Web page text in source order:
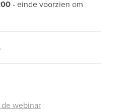
- einde voorzien om
webinar